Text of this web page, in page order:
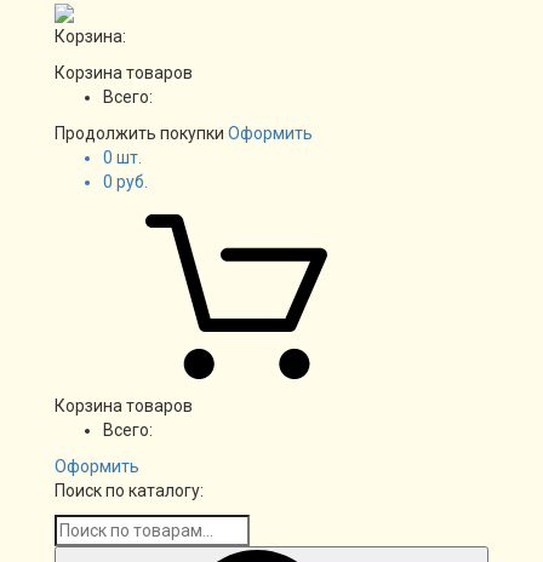
Корзина:
Корзина товаров
Всего:
Продолжить покупки Оформить
0 шт.
0 руб.
Корзина товаров
Всего:
Оформить
Поиск по каталогу: